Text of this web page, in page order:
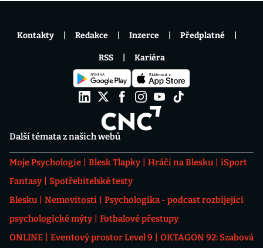
Další témata z našich webů
Moje Psychologie Blesk Tlapky Hráči na Blesku
iSport
Fantasy
Spotřebitelské testy
Blesku
Nemovitosti
Psychologika - podcast rozbíjející
psychologické mýty
Fotbalové přestupy
ONLINE
Eventový prostor Level 9
OKTAGON 92: Szabová
Kontakty Redakce Inzerce Předplatné
RSS Kariéra